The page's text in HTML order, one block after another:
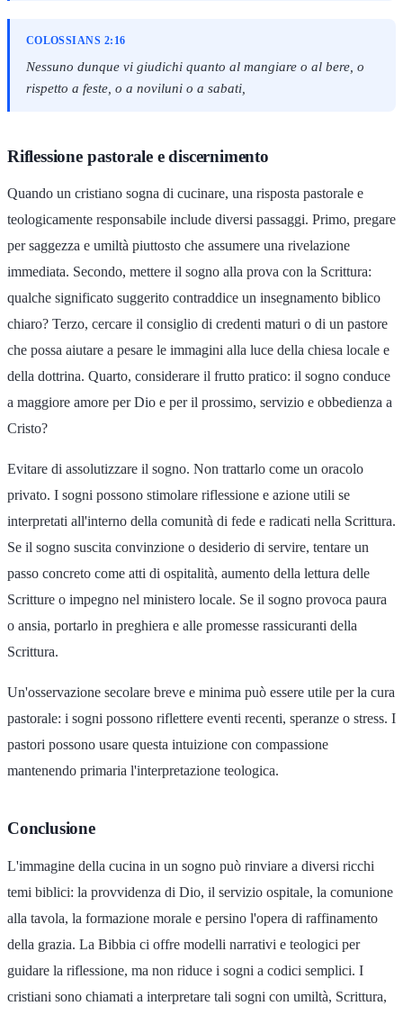
COLOSSIANS 2:16
Nessuno dunque vi giudichi quanto al mangiare o al bere, o
rispetto a feste, o a noviluni o a sabati,
Riflessione pastorale e discernimento
Quando un cristiano sogna di cucinare, una risposta pastorale e
teologicamente responsabile include diversi passaggi. Primo, pregare
per saggezza e umiltà piuttosto che assumere una rivelazione
immediata. Secondo, mettere il sogno alla prova con la Scrittura:
qualche significato suggerito contraddice un insegnamento biblico
chiaro? Terzo, cercare il consiglio di credenti maturi o di un pastore
che possa aiutare a pesare le immagini alla luce della chiesa locale e
della dottrina. Quarto, considerare il frutto pratico: il sogno conduce
a maggiore amore per Dio e per il prossimo, servizio e obbedienza a
Cristo?
Evitare di assolutizzare il sogno. Non trattarlo come un oracolo
privato. I sogni possono stimolare riflessione e azione utili se
interpretati all'interno della comunità di fede e radicati nella Scrittura.
Se il sogno suscita convinzione o desiderio di servire, tentare un
passo concreto come atti di ospitalità, aumento della lettura delle
Scritture o impegno nel ministero locale. Se il sogno provoca paura
o ansia, portarlo in preghiera e alle promesse rassicuranti della
Scrittura.
Un'osservazione secolare breve e minima può essere utile per la cura
pastorale: i sogni possono riflettere eventi recenti, speranze o stress. I
pastori possono usare questa intuizione con compassione
mantenendo primaria l'interpretazione teologica.
Conclusione
L'immagine della cucina in un sogno può rinviare a diversi ricchi
temi biblici: la provvidenza di Dio, il servizio ospitale, la comunione
alla tavola, la formazione morale e persino l'opera di raffinamento
della grazia. La Bibbia ci offre modelli narrativi e teologici per
guidare la riflessione, ma non riduce i sogni a codici semplici. I
cristiani sono chiamati a interpretare tali sogni con umiltà, Scrittura,